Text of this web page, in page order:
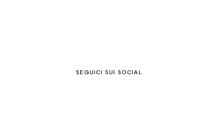
SEGUICI SUI SOCIAL